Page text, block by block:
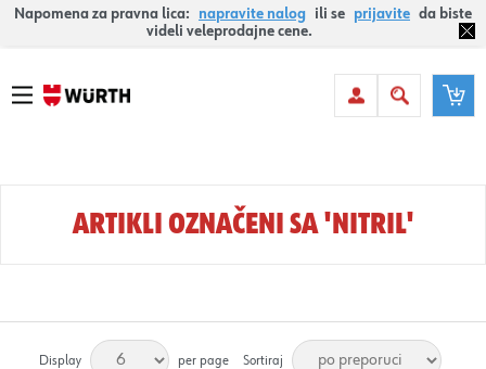
Napomena za pravna lica: napravite nalog ili se prijavite da biste
videli veleprodajne cene.
ARTIKLI OZNAČENI SA 'NITRIL'
Display per page Sortiraj